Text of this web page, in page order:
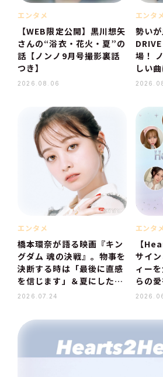
エンタメ
【WEB限定公開】黒川想矢
さんの“浴衣・花火・夏”の
話【ノンノ9月号撮影裏話
つき】
2026.08.06
エンタ
勢い
場！
しい
エンタメ
橋本環奈が語る映画『キン
グダム 魂の決戦』。物事を
決断する時は「最後に直感
を信じます」＆夏にしたい
のは、流しそうめん
2026.07.24
エンタ
【
サイ
ィー
らの
も！